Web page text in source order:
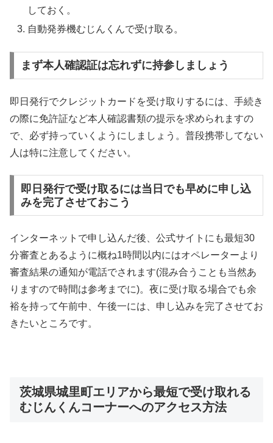
しておく。
自動発券機むじんくんで受け取る。
まず本人確認証は忘れずに持参しましょう
即日発行でクレジットカードを受け取りするには、手続き
の際に免許証など本人確認書類の提示を求められますの
で、必ず持っていくようにしましょう。普段携帯してない
人は特に注意してください。
即日発行で受け取るには当日でも早めに申し込
みを完了させておこう
インターネットで申し込んだ後、公式サイトにも最短30
分審査とあるように概ね1時間以内にはオペレーターより
審査結果の通知が電話でされます(混み合うことも当然あ
りますので時間は参考までに)。夜に受け取る場合でも余
裕を持って午前中、午後一には、申し込みを完了させてお
きたいところです。
茨城県城里町エリアから最短で受け取れる
むじんくんコーナーへのアクセス方法